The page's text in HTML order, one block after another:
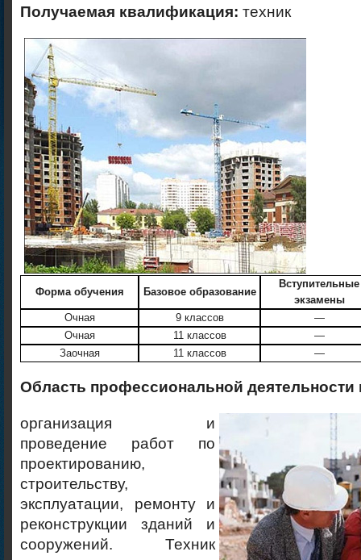
Получаемая квалификация: техник
Форма обучения Базовое образование
Вступительные
экзамены
Очная
9 классов
—
Очная
11 классов
—
Заочная
11 классов —
Область профессиональной деятельности
организация и
проведение работ по
проектированию,
строительству,
эксплуатации, ремонту и
реконструкции зданий и
сооружений. Техник